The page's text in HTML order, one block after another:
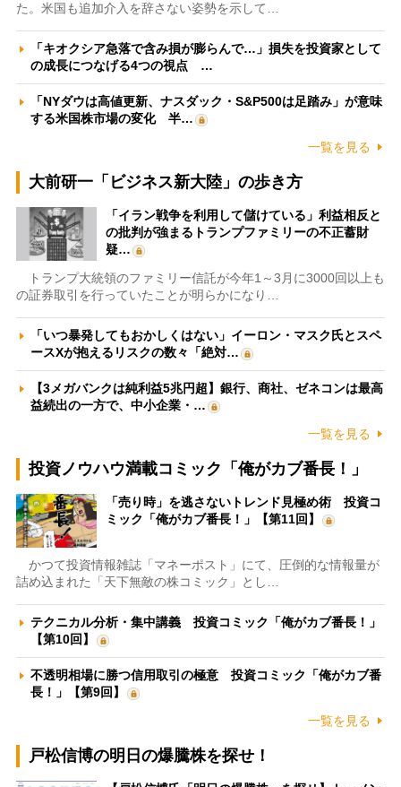
た。米国も追加介入を辞さない姿勢を示して…
「キオクシア急落で含み損が膨らんで…」損失を投資家として
の成長につなげる4つの視点 …
「NYダウは高値更新、ナスダック・S&P500は足踏み」が意味
する米国株市場の変化 半…
一覧を見る
大前研一「ビジネス新大陸」の歩き方
「イラン戦争を利用して儲けている」利益相反と
の批判が強まるトランプファミリーの不正蓄財
疑…
トランプ大統領のファミリー信託が今年1～3月に3000回以上も
の証券取引を行っていたことが明らかになり…
「いつ暴発してもおかしくはない」イーロン・マスク氏とスペ
ースXが抱えるリスクの数々「絶対…
【3メガバンクは純利益5兆円超】銀行、商社、ゼネコンは最高
益続出の一方で、中小企業・…
一覧を見る
投資ノウハウ満載コミック「俺がカブ番長！」
「売り時」を逃さないトレンド見極め術 投資コ
ミック「俺がカブ番長！」【第11回】
かつて投資情報雑誌「マネーポスト」にて、圧倒的な情報量が
詰め込まれた「天下無敵の株コミック」とし…
テクニカル分析・集中講義 投資コミック「俺がカブ番長！」
【第10回】
不透明相場に勝つ信用取引の極意 投資コミック「俺がカブ番
長！」【第9回】
一覧を見る
戸松信博の明日の爆騰株を探せ！